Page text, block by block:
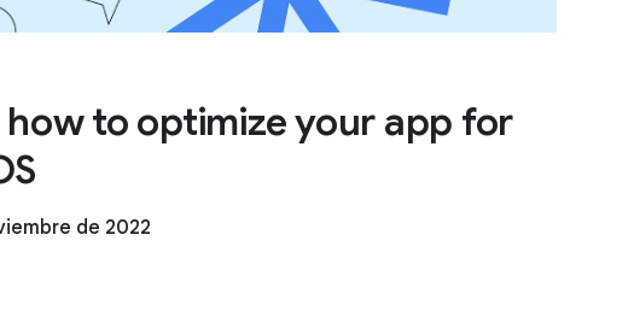
to optimize your app for
de 2022